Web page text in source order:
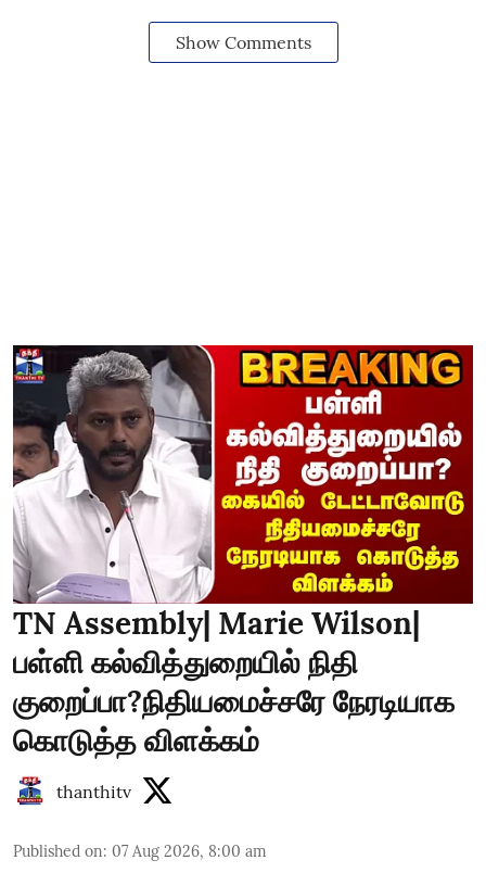
Show Comments
TN Assembly| Marie Wilson|
பள்ளி கல்வித்துறையில் நிதி
குறைப்பா?நிதியமைச்சரே நேரடியாக
கொடுத்த விளக்கம்
thanthitv
Published on: 07 Aug 2026, 8:00 am